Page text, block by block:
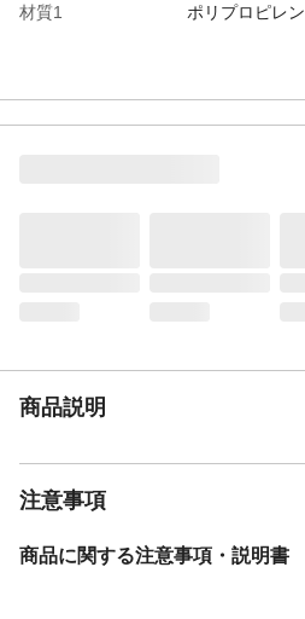
材質1
ポリプロピレン
商品説明
注意事項
商品に関する注意事項・説明書